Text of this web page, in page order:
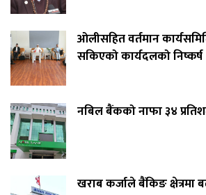
ओलीसहित वर्तमान
सकिएको कार्यदलको निष्कर्ष
नबिल बैंकको नाफा ३४
खराब कर्जाले बैंकिङ क्षेत्रमा